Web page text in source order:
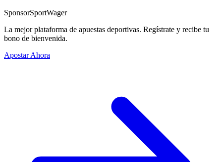
SponsorSportWager
La mejor plataforma de apuestas deportivas. Regístrate y recibe tu
bono de bienvenida.
Apostar Ahora